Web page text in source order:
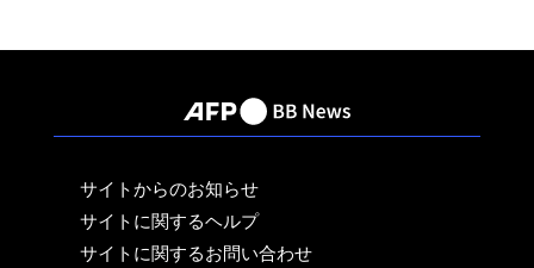
サイトからのお知らせ
サイトに関するヘルプ
サイトに関するお問い合わせ